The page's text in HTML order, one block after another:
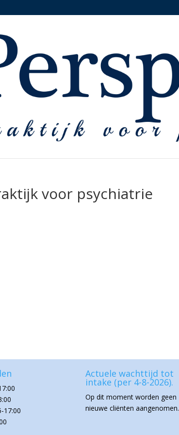
voor psychiatrie
17:00
Actuele wachttijd tot
intake (per 4-8-2026).
Op dit moment worden geen
nieuwe cliënten aangenomen.